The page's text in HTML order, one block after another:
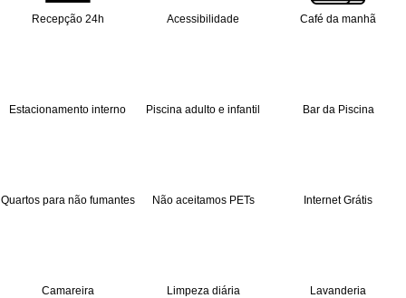
Recepção 24h Acessibilidade Café da manhã
Estacionamento interno Piscina adulto e infantil Bar da Piscina
Quartos para não fumantes Não aceitamos PETs Internet Grátis
Camareira Limpeza diária Lavanderia